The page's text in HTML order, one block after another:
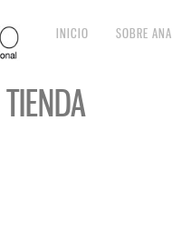
INICIO SOBRE ANA
TIENDA